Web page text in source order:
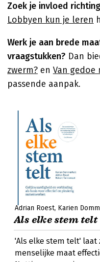
Zoek je invloed
Lobbyen kun je leren
Werk je aan brede
vraagstukken? Dan
zwerm? en Van gedoe
passende aanpak.
Adrian Roest Karien
Als elke stem telt
'Als elke stem telt' laat
menselijke maat